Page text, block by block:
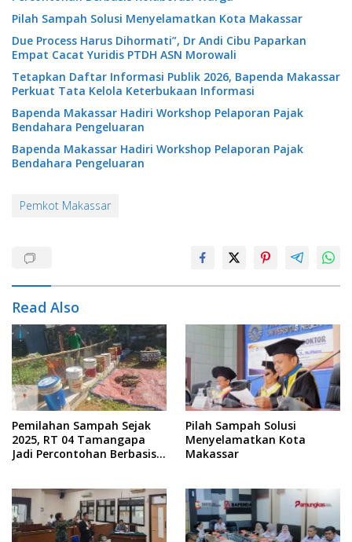
Pilah Sampah Solusi Menyelamatkan Kota Makassar
Due Process Harus Dihormati”, Dr Andi Cibu Paparkan
Empat Cacat Yuridis PTDH ASN Morowali
Tetapkan Daftar Informasi Publik 2026, Bapenda Makassar
Perkuat Tata Kelola Keterbukaan Informasi
Bapenda Makassar Hadiri Workshop Pelaporan Pajak
Bendahara Pengeluaran
Bapenda Makassar Hadiri Workshop Pelaporan Pajak
Bendahara Pengeluaran
Pemkot Makassar
Read Also
Pemilahan Sampah Sejak
2025, RT 04 Tamangapa
Jadi Percontohan Berbasis
Pilah Sampah Solusi
Menyelamatkan Kota
Makassar